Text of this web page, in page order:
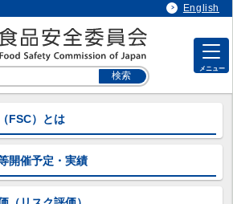
English
メニュー
報
（FSC）とは
開催予定・実績